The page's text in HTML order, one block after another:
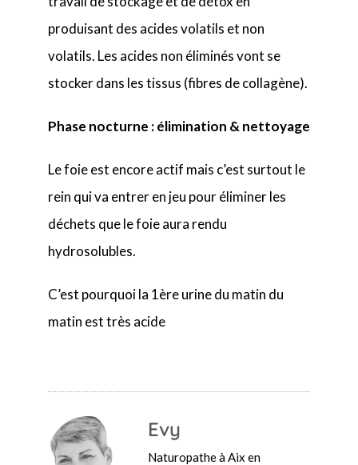
produisant des acides volatils et non
volatils. Les acides non éliminés vont se
stocker dans les tissus (fibres de collagène).
Phase nocturne : élimination & nettoyage
Le foie est encore actif mais c’est surtout le
rein qui va entrer en jeu pour éliminer les
déchets que le foie aura rendu
hydrosolubles.
C’est pourquoi la 1ère urine du matin du
matin est très acide
Evy
Naturopathe à Aix en